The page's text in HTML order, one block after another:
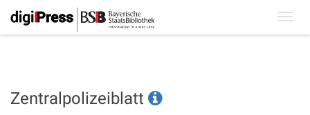
Zentralpolizeiblatt